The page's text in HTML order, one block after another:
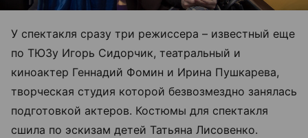
У спектакля сразу три режиссера – известный еще
по ТЮЗу Игорь Сидорчик, театральный и
киноактер Геннадий Фомин и Ирина Пушкарева,
творческая студия которой безвозмездно занялась
подготовкой актеров. Костюмы для спектакля
сшила по эскизам детей Татьяна Лисовенко.